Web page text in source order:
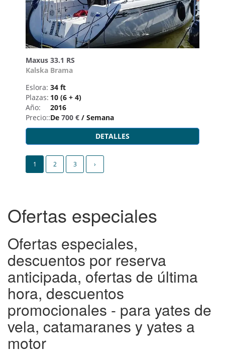
Ofertas especiales
Ofertas especiales,
descuentos por reserva
anticipada, ofertas de última
hora, descuentos
promocionales - para yates de
vela, catamaranes y yates a
motor